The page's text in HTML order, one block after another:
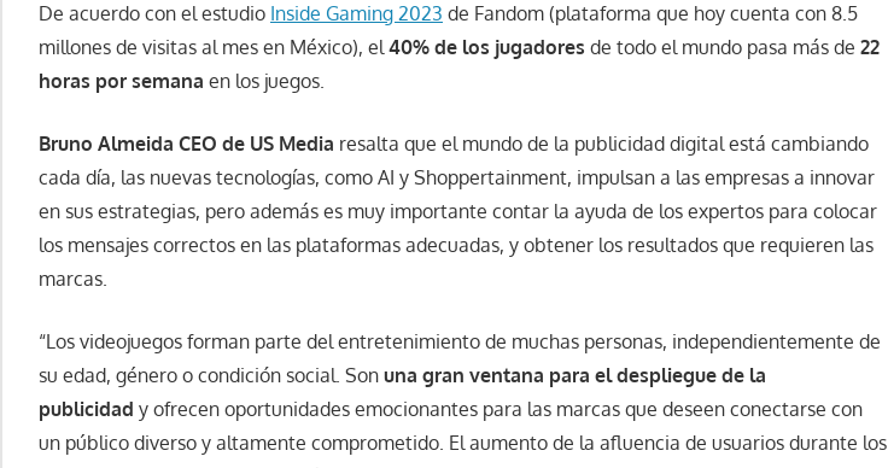
De acuerdo con el estudio Inside Gaming 2023 de Fandom (plataforma que hoy cuenta con 8.5
millones de visitas al mes en México), el40% de los jugadores de todo el mundo pasa más de 22
horas por semana en los juegos.
Bruno Almeida CEO de US Media resalta que el mundo de la publicidad digital está cambiando
cada día, las nuevas tecnologías, como AI y Shoppertainment, impulsan a las empresas a innovar
en sus estrategias, pero además es muy importante contar la ayuda de los expertos para colocar
los mensajes correctos en las plataformas adecuadas, y obtener los resultados que requieren las
marcas.
“Los videojuegos forman parte del entretenimiento de muchas personas, independientemente de
su edad, género o condición social. Son una gran ventana para el despliegue de la
publicidad y ofrecen oportunidades emocionantes para las marcas que deseen conectarse con
un público diverso y altamente comprometido. Elaumento de la afluencia de usuarios durante los